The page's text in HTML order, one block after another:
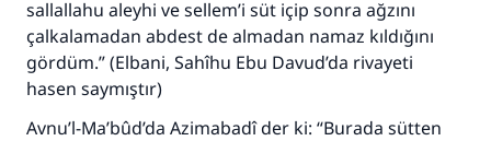
sallallahu aleyhi ve sellem’i süt içip sonra ağzını
çalkalamadan abdest de almadan namaz kıldığını
gördüm.” (Elbani, Sahîhu Ebu Davud’da rivayeti
hasen saymıştır)
Avnu’l-Ma’bûd’da Azimabadî der ki: “Burada sütten
110845 Nolu Cevap, bir evliliği
kurtardı.